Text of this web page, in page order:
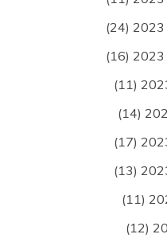
(24)
(16)
(11)
(14)
(17)
(13)
(11)
(12)